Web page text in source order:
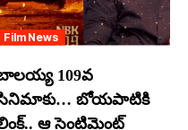
Film News
109వ
బోయపాటికి
ఆ సెంటిమెంట్